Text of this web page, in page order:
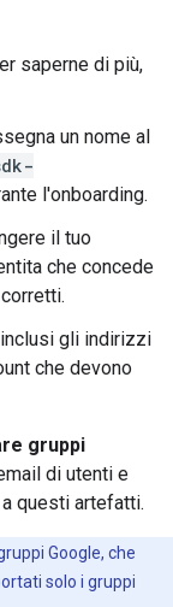
saperne di più,
un nome al
l'onboarding.
il tuo
che concede
gli indirizzi
che devono
gruppi
di utenti e
questi artefatti.
Google, che
solo i gruppi